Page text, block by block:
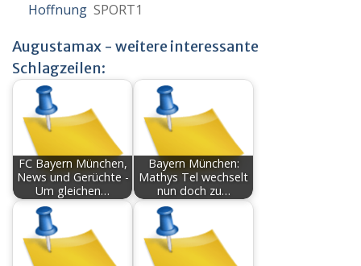
Hoffnung SPORT1
Augustamax - weitere interessante
Schlagzeilen:
FC Bayern München,
News und Gerüchte -
Um gleichen…
Bayern München:
Mathys Tel wechselt
nun doch zu…